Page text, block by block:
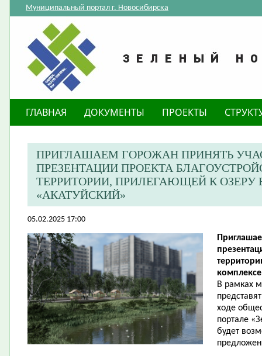
Муниципальный портал г. Новосибирска
ГЛАВНАЯ ДОКУМЕНТЫ ПРОЕКТЫ
​ПРИГЛАШАЕМ ГОРОЖАН ПРИНЯТЬ
ПРЕЗЕНТАЦИИ ПРОЕКТА
ТЕРРИТОРИИ, ПРИЛЕГАЮЩЕЙ К
«АКАТУЙСКИЙ»
05.02.2025 17:00
В рамках
ходе
портале
будет